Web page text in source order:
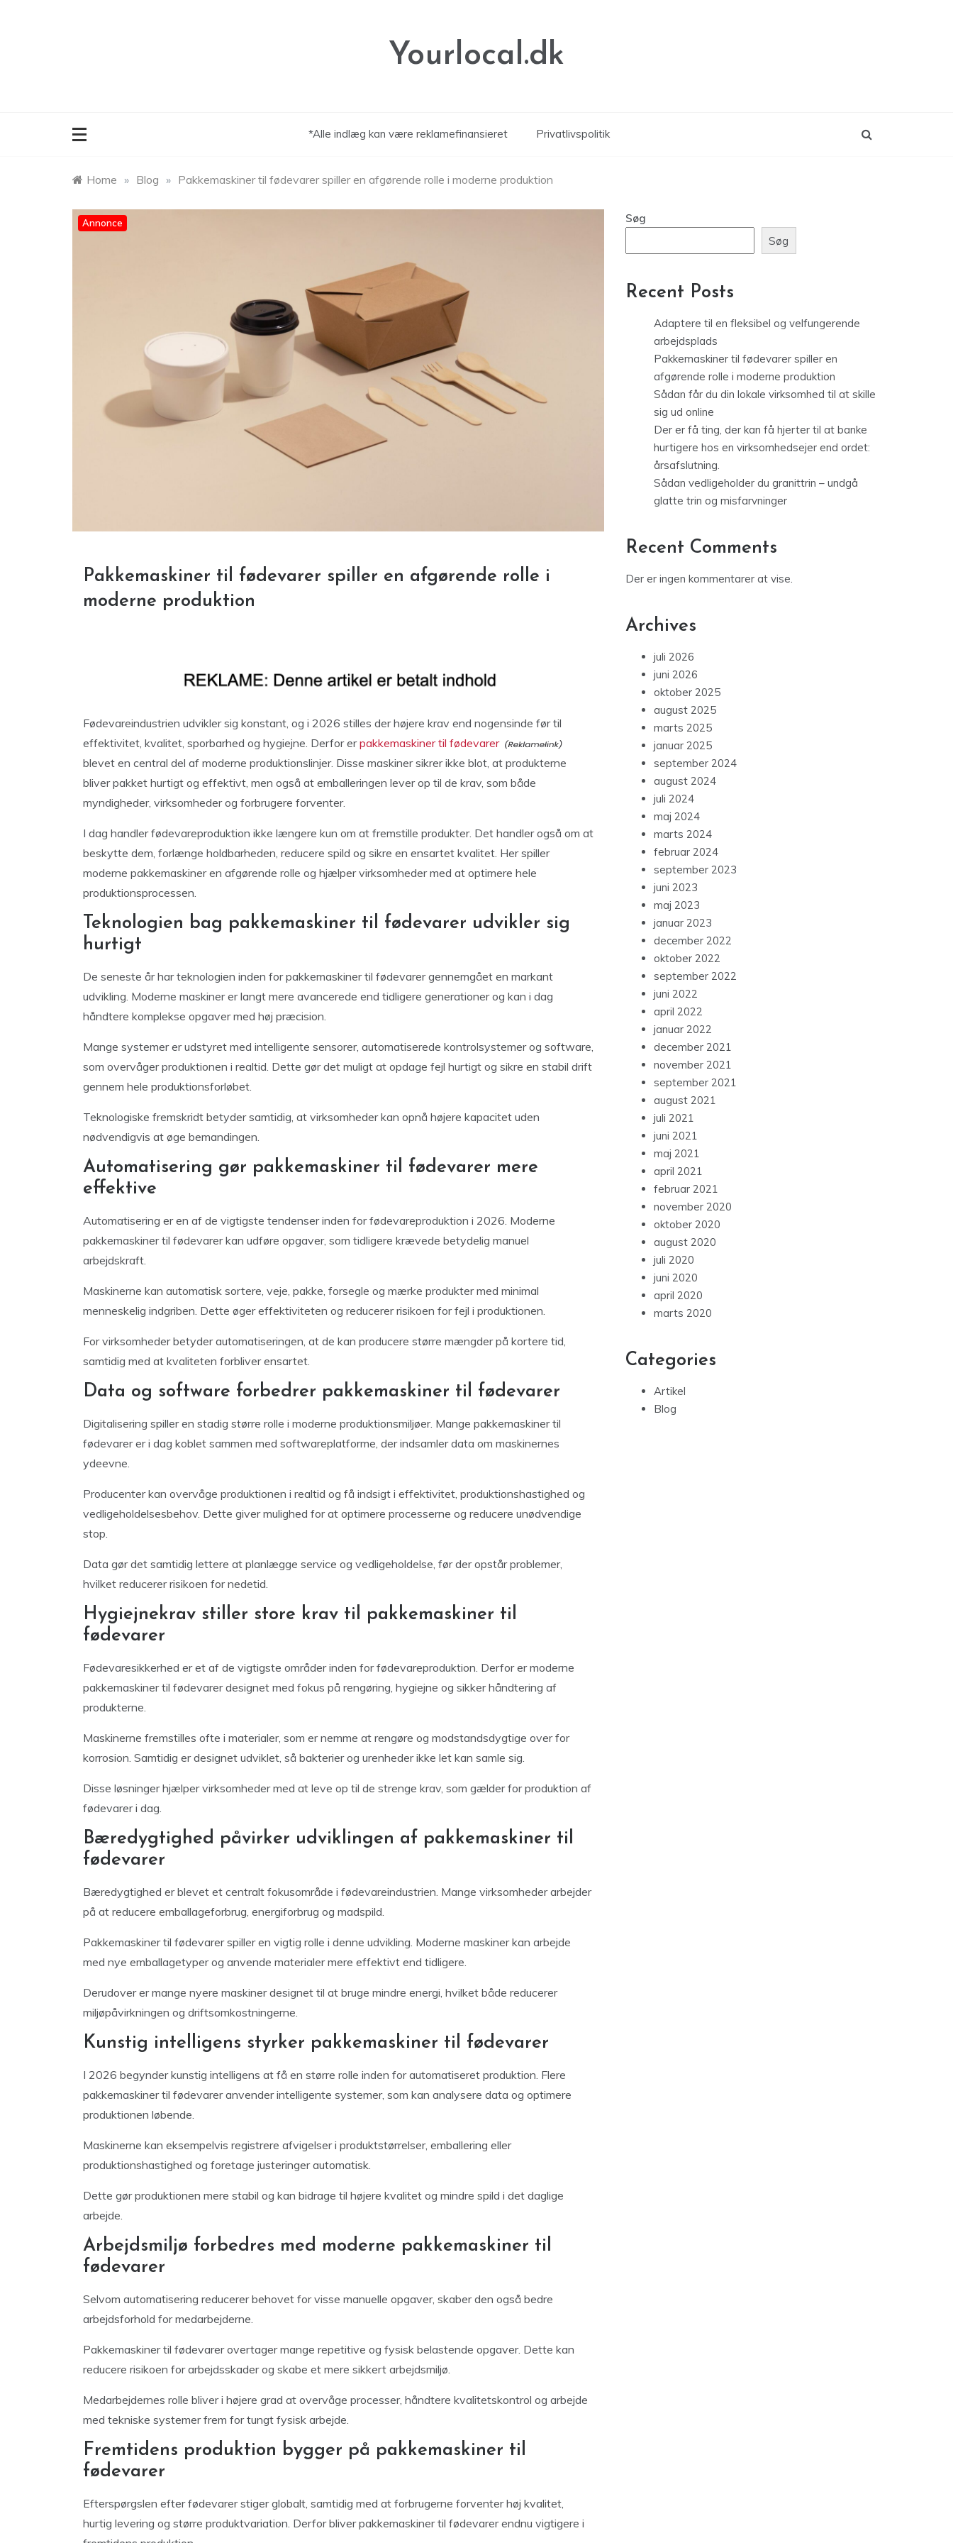
Yourlocal.dk
*Alle indlæg kan være reklamefinansieret Privatlivspolitik
Home » Blog » Pakkemaskiner til fødevarer spiller en afgørende rolle i moderne produktion
Annonce
Pakkemaskiner til fødevarer spiller en afgørende rolle i
moderne produktion
Fødevareindustrien udvikler sig konstant, og i 2026 stilles der højere krav end nogensinde før til
effektivitet, kvalitet, sporbarhed og hygiejne. Derfor erpakkemaskiner til fødevarer
blevet en central del af moderne produktionslinjer. Disse maskiner sikrer ikke blot, at produkterne
bliver pakket hurtigt og effektivt, men også at emballeringen lever op til de krav, som både
myndigheder, virksomheder og forbrugere forventer.
I dag handler fødevareproduktion ikke længere kun om at fremstille produkter. Det handler også om at
beskytte dem, forlænge holdbarheden, reducere spild og sikre en ensartet kvalitet. Her spiller
moderne pakkemaskiner en afgørende rolle og hjælper virksomheder med at optimere hele
produktionsprocessen.
Teknologien bag pakkemaskiner til fødevarer udvikler sig
hurtigt
De seneste år har teknologien inden for pakkemaskiner til fødevarer gennemgået en markant
udvikling. Moderne maskiner er langt mere avancerede end tidligere generationer og kan i dag
håndtere komplekse opgaver med høj præcision.
Mange systemer er udstyret med intelligente sensorer, automatiserede kontrolsystemer og software,
som overvåger produktionen i realtid. Dette gør det muligt at opdage fejl hurtigt og sikre en stabil drift
gennem hele produktionsforløbet.
Teknologiske fremskridt betyder samtidig, at virksomheder kan opnå højere kapacitet uden
nødvendigvis at øge bemandingen.
Automatisering gør pakkemaskiner til fødevarer mere
effektive
Automatisering er en af de vigtigste tendenser inden for fødevareproduktion i 2026. Moderne
pakkemaskiner til fødevarer kan udføre opgaver, som tidligere krævede betydelig manuel
arbejdskraft.
Maskinerne kan automatisk sortere, veje, pakke, forsegle og mærke produkter med minimal
menneskelig indgriben. Dette øger effektiviteten og reducerer risikoen for fejl i produktionen.
For virksomheder betyder automatiseringen, at de kan producere større mængder på kortere tid,
samtidig med at kvaliteten forbliver ensartet.
Data og software forbedrer pakkemaskiner til fødevarer
Digitalisering spiller en stadig større rolle i moderne produktionsmiljøer. Mange pakkemaskiner til
fødevarer er i dag koblet sammen med softwareplatforme, der indsamler data om maskinernes
ydeevne.
Producenter kan overvåge produktionen i realtid og få indsigt i effektivitet, produktionshastighed og
vedligeholdelsesbehov. Dette giver mulighed for at optimere processerne og reducere unødvendige
stop.
Data gør det samtidig lettere at planlægge service og vedligeholdelse, før der opstår problemer,
hvilket reducerer risikoen for nedetid.
Hygiejnekrav stiller store krav til pakkemaskiner til
fødevarer
Fødevaresikkerhed er et af de vigtigste områder inden for fødevareproduktion. Derfor er moderne
pakkemaskiner til fødevarer designet med fokus på rengøring, hygiejne og sikker håndtering af
produkterne.
Maskinerne fremstilles ofte i materialer, som er nemme at rengøre og modstandsdygtige over for
korrosion. Samtidig er designet udviklet, så bakterier og urenheder ikke let kan samle sig.
Disse løsninger hjælper virksomheder med at leve op til de strenge krav, som gælder for produktion af
fødevarer i dag.
Bæredygtighed påvirker udviklingen af pakkemaskiner til
fødevarer
Bæredygtighed er blevet et centralt fokusområde i fødevareindustrien. Mange virksomheder arbejder
på at reducere emballageforbrug, energiforbrug og madspild.
Pakkemaskiner til fødevarer spiller en vigtig rolle i denne udvikling. Moderne maskiner kan arbejde
med nye emballagetyper og anvende materialer mere effektivt end tidligere.
Derudover er mange nyere maskiner designet til at bruge mindre energi, hvilket både reducerer
miljøpåvirkningen og driftsomkostningerne.
Kunstig intelligens styrker pakkemaskiner til fødevarer
I 2026 begynder kunstig intelligens at få en større rolle inden for automatiseret produktion. Flere
pakkemaskiner til fødevarer anvender intelligente systemer, som kan analysere data og optimere
produktionen løbende.
Maskinerne kan eksempelvis registrere afvigelser i produktstørrelser, emballering eller
produktionshastighed og foretage justeringer automatisk.
Dette gør produktionen mere stabil og kan bidrage til højere kvalitet og mindre spild i det daglige
arbejde.
Arbejdsmiljø forbedres med moderne pakkemaskiner til
fødevarer
Selvom automatisering reducerer behovet for visse manuelle opgaver, skaber den også bedre
arbejdsforhold for medarbejderne.
Pakkemaskiner til fødevarer overtager mange repetitive og fysisk belastende opgaver. Dette kan
reducere risikoen for arbejdsskader og skabe et mere sikkert arbejdsmiljø.
Medarbejdernes rolle bliver i højere grad at overvåge processer, håndtere kvalitetskontrol og arbejde
med tekniske systemer frem for tungt fysisk arbejde.
Fremtidens produktion bygger på pakkemaskiner til
fødevarer
Efterspørgslen efter fødevarer stiger globalt, samtidig med at forbrugerne forventer høj kvalitet,
hurtig levering og større produktvariation. Derfor bliver pakkemaskiner til fødevarer endnu vigtigere i
Søg
Søg
Recent Posts
Adaptere til en fleksibel og velfungerende
arbejdsplads
Pakkemaskiner til fødevarer spiller en
afgørende rolle i moderne produktion
Sådan får du din lokale virksomhed til at skille
sig ud online
Der er få ting, der kan få hjerter til at banke
hurtigere hos en virksomhedsejer end ordet:
årsafslutning.
Sådan vedligeholder du granittrin – undgå
glatte trin og misfarvninger
Recent Comments
Der er ingen kommentarer at vise.
Archives
juli 2026
juni 2026
oktober 2025
august 2025
marts 2025
januar 2025
september 2024
august 2024
juli 2024
maj 2024
marts 2024
februar 2024
september 2023
juni 2023
maj 2023
januar 2023
december 2022
oktober 2022
september 2022
juni 2022
april 2022
januar 2022
december 2021
november 2021
september 2021
august 2021
juli 2021
juni 2021
maj 2021
april 2021
februar 2021
november 2020
oktober 2020
august 2020
juli 2020
juni 2020
april 2020
marts 2020
Categories
Artikel
Blog